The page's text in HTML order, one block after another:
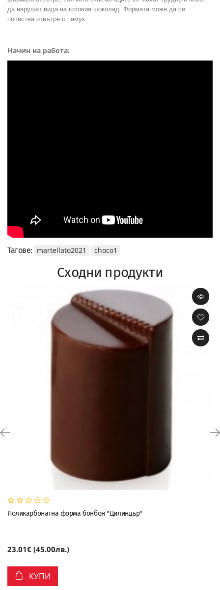
да нарушат вида на готовия шоколад. Формата може да се
почиства отвътре с памук.
Начин на работа:
Тагове: martellato2021 choco1
Сходни продукти
Поликарбонатна форма бонбон "Цилиндър"
23.01€ (45.00лв.)
КУПИ